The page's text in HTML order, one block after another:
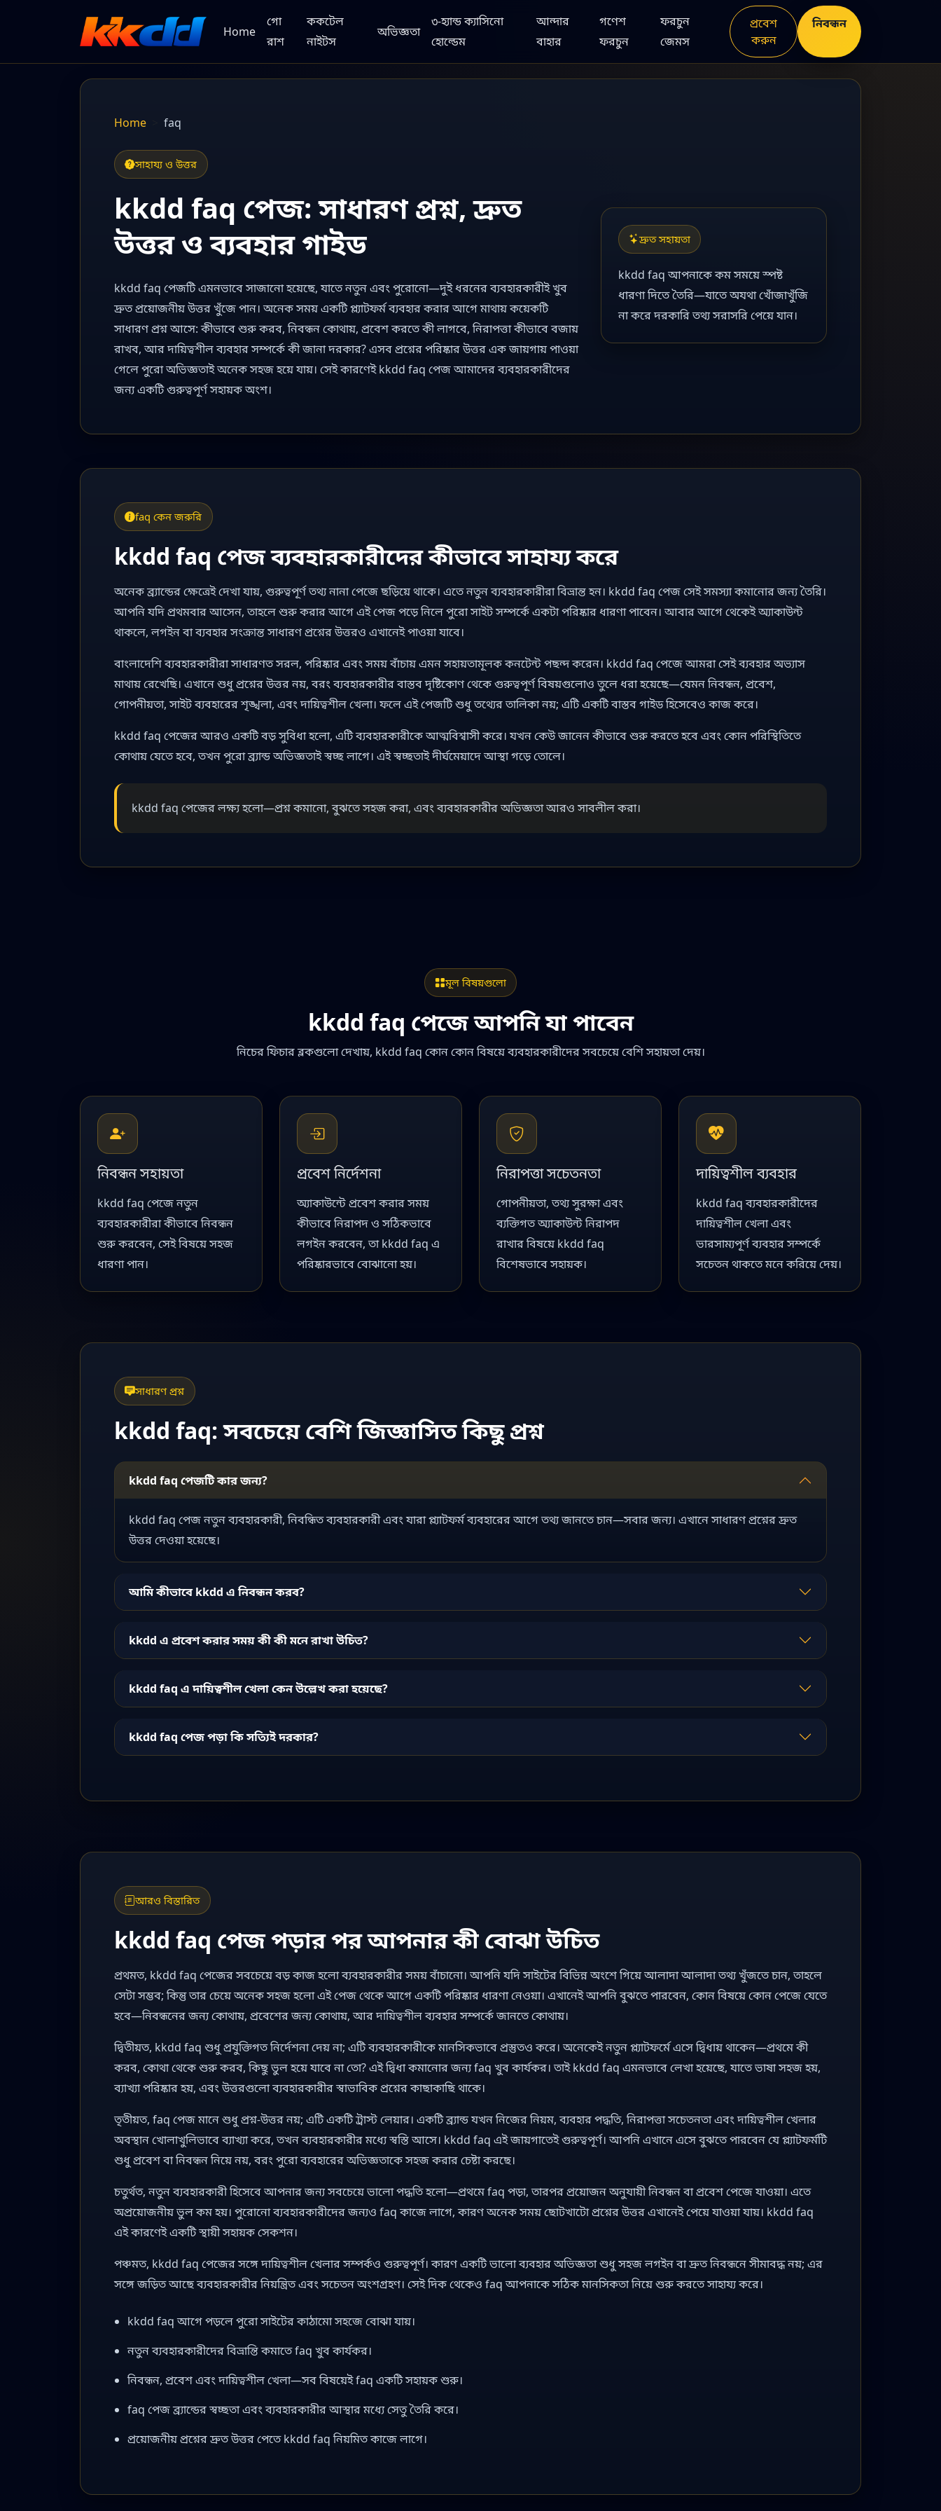
Home
গো
রাশ
ককটেল
নাইটস
অভিজ্ঞতা
৩-হ্যান্ড ক্যাসিনো
হোল্ডেম
আন্দার
বাহার
গণেশ
ফরচুন
ফরচুন
জেমস
প্রবেশ
করুন
নিবন্ধন
Home faq
সাহায্য ও উত্তর
kkdd faq পেজ: সাধারণ প্রশ্ন, দ্রুত
উত্তর ও ব্যবহার গাইড
kkdd faq পেজটি এমনভাবে সাজানো হয়েছে, যাতে নতুন এবং পুরোনো—দুই ধরনের ব্যবহারকারীই খুব
দ্রুত প্রয়োজনীয় উত্তর খুঁজে পান। অনেক সময় একটি প্ল্যাটফর্ম ব্যবহার করার আগে মাথায় কয়েকটি
সাধারণ প্রশ্ন আসে: কীভাবে শুরু করব, নিবন্ধন কোথায়, প্রবেশ করতে কী লাগবে, নিরাপত্তা কীভাবে বজায়
রাখব, আর দায়িত্বশীল ব্যবহার সম্পর্কে কী জানা দরকার? এসব প্রশ্নের পরিষ্কার উত্তর এক জায়গায় পাওয়া
গেলে পুরো অভিজ্ঞতাই অনেক সহজ হয়ে যায়। সেই কারণেই kkdd faq পেজ আমাদের ব্যবহারকারীদের
জন্য একটি গুরুত্বপূর্ণ সহায়ক অংশ।
দ্রুত সহায়তা
kkdd faq আপনাকে কম সময়ে স্পষ্ট
ধারণা দিতে তৈরি—যাতে অযথা খোঁজাখুঁজি
না করে দরকারি তথ্য সরাসরি পেয়ে যান।
faq কেন জরুরি
kkdd faq পেজ ব্যবহারকারীদের কীভাবে সাহায্য করে
অনেক ব্র্যান্ডের ক্ষেত্রেই দেখা যায়, গুরুত্বপূর্ণ তথ্য নানা পেজে ছড়িয়ে থাকে। এতে নতুন ব্যবহারকারীরা বিভ্রান্ত হন। kkdd faq পেজ সেই সমস্যা কমানোর জন্য তৈরি।
আপনি যদি প্রথমবার আসেন, তাহলে শুরু করার আগে এই পেজ পড়ে নিলে পুরো সাইট সম্পর্কে একটা পরিষ্কার ধারণা পাবেন। আবার আগে থেকেই অ্যাকাউন্ট
থাকলে, লগইন বা ব্যবহার সংক্রান্ত সাধারণ প্রশ্নের উত্তরও এখানেই পাওয়া যাবে।
বাংলাদেশি ব্যবহারকারীরা সাধারণত সরল, পরিষ্কার এবং সময় বাঁচায় এমন সহায়তামূলক কনটেন্ট পছন্দ করেন। kkdd faq পেজে আমরা সেই ব্যবহার অভ্যাস
মাথায় রেখেছি। এখানে শুধু প্রশ্নের উত্তর নয়, বরং ব্যবহারকারীর বাস্তব দৃষ্টিকোণ থেকে গুরুত্বপূর্ণ বিষয়গুলোও তুলে ধরা হয়েছে—যেমন নিবন্ধন, প্রবেশ,
গোপনীয়তা, সাইট ব্যবহারের শৃঙ্খলা, এবং দায়িত্বশীল খেলা। ফলে এই পেজটি শুধু তথ্যের তালিকা নয়; এটি একটি বাস্তব গাইড হিসেবেও কাজ করে।
kkdd faq পেজের আরও একটি বড় সুবিধা হলো, এটি ব্যবহারকারীকে আত্মবিশ্বাসী করে। যখন কেউ জানেন কীভাবে শুরু করতে হবে এবং কোন পরিস্থিতিতে
কোথায় যেতে হবে, তখন পুরো ব্র্যান্ড অভিজ্ঞতাই স্বচ্ছ লাগে। এই স্বচ্ছতাই দীর্ঘমেয়াদে আস্থা গড়ে তোলে।
kkdd faq পেজের লক্ষ্য হলো—প্রশ্ন কমানো, বুঝতে সহজ করা, এবং ব্যবহারকারীর অভিজ্ঞতা আরও সাবলীল করা।
মূল বিষয়গুলো
kkdd faq পেজে আপনি যা পাবেন
নিচের ফিচার ব্লকগুলো দেখায়, kkdd faq কোন কোন বিষয়ে ব্যবহারকারীদের সবচেয়ে বেশি সহায়তা দেয়।
নিবন্ধন সহায়তা
kkdd faq পেজে নতুন
ব্যবহারকারীরা কীভাবে নিবন্ধন
শুরু করবেন, সেই বিষয়ে সহজ
ধারণা পান।
প্রবেশ নির্দেশনা
অ্যাকাউন্টে প্রবেশ করার সময়
কীভাবে নিরাপদ ও সঠিকভাবে
লগইন করবেন, তা kkdd faq এ
পরিষ্কারভাবে বোঝানো হয়।
নিরাপত্তা সচেতনতা
গোপনীয়তা, তথ্য সুরক্ষা এবং
ব্যক্তিগত অ্যাকাউন্ট নিরাপদ
রাখার বিষয়ে kkdd faq
বিশেষভাবে সহায়ক।
দায়িত্বশীল ব্যবহার
kkdd faq ব্যবহারকারীদের
দায়িত্বশীল খেলা এবং
ভারসাম্যপূর্ণ ব্যবহার সম্পর্কে
সচেতন থাকতে মনে করিয়ে দেয়।
সাধারণ প্রশ্ন
kkdd faq: সবচেয়ে বেশি জিজ্ঞাসিত কিছু প্রশ্ন
kkdd faq পেজটি কার জন্য?
kkdd faq পেজ নতুন ব্যবহারকারী, নিবন্ধিত ব্যবহারকারী এবং যারা প্ল্যাটফর্ম ব্যবহারের আগে তথ্য জানতে চান—সবার জন্য। এখানে সাধারণ প্রশ্নের দ্রুত
উত্তর দেওয়া হয়েছে।
আমি কীভাবে kkdd এ নিবন্ধন করব?
kkdd এ প্রবেশ করার সময় কী কী মনে রাখা উচিত?
kkdd faq এ দায়িত্বশীল খেলা কেন উল্লেখ করা হয়েছে?
kkdd faq পেজ পড়া কি সত্যিই দরকার?
আরও বিস্তারিত
kkdd faq পেজ পড়ার পর আপনার কী বোঝা উচিত
প্রথমত, kkdd faq পেজের সবচেয়ে বড় কাজ হলো ব্যবহারকারীর সময় বাঁচানো। আপনি যদি সাইটের বিভিন্ন অংশে গিয়ে আলাদা আলাদা তথ্য খুঁজতে চান, তাহলে
সেটা সম্ভব; কিন্তু তার চেয়ে অনেক সহজ হলো এই পেজ থেকে আগে একটি পরিষ্কার ধারণা নেওয়া। এখানেই আপনি বুঝতে পারবেন, কোন বিষয়ে কোন পেজে যেতে
হবে—নিবন্ধনের জন্য কোথায়, প্রবেশের জন্য কোথায়, আর দায়িত্বশীল ব্যবহার সম্পর্কে জানতে কোথায়।
দ্বিতীয়ত, kkdd faq শুধু প্রযুক্তিগত নির্দেশনা দেয় না; এটি ব্যবহারকারীকে মানসিকভাবে প্রস্তুতও করে। অনেকেই নতুন প্ল্যাটফর্মে এসে দ্বিধায় থাকেন—প্রথমে কী
করব, কোথা থেকে শুরু করব, কিছু ভুল হয়ে যাবে না তো? এই দ্বিধা কমানোর জন্য faq খুব কার্যকর। তাই kkdd faq এমনভাবে লেখা হয়েছে, যাতে ভাষা সহজ হয়,
ব্যাখ্যা পরিষ্কার হয়, এবং উত্তরগুলো ব্যবহারকারীর স্বাভাবিক প্রশ্নের কাছাকাছি থাকে।
তৃতীয়ত, faq পেজ মানে শুধু প্রশ্ন-উত্তর নয়; এটি একটি ট্রাস্ট লেয়ার। একটি ব্র্যান্ড যখন নিজের নিয়ম, ব্যবহার পদ্ধতি, নিরাপত্তা সচেতনতা এবং দায়িত্বশীল খেলার
অবস্থান খোলাখুলিভাবে ব্যাখ্যা করে, তখন ব্যবহারকারীর মধ্যে স্বস্তি আসে। kkdd faq এই জায়গাতেই গুরুত্বপূর্ণ। আপনি এখানে এসে বুঝতে পারবেন যে প্ল্যাটফর্মটি
শুধু প্রবেশ বা নিবন্ধন নিয়ে নয়, বরং পুরো ব্যবহারের অভিজ্ঞতাকে সহজ করার চেষ্টা করছে।
চতুর্থত, নতুন ব্যবহারকারী হিসেবে আপনার জন্য সবচেয়ে ভালো পদ্ধতি হলো—প্রথমে faq পড়া, তারপর প্রয়োজন অনুযায়ী নিবন্ধন বা প্রবেশ পেজে যাওয়া। এতে
অপ্রয়োজনীয় ভুল কম হয়। পুরোনো ব্যবহারকারীদের জন্যও faq কাজে লাগে, কারণ অনেক সময় ছোটখাটো প্রশ্নের উত্তর এখানেই পেয়ে যাওয়া যায়। kkdd faq
এই কারণেই একটি স্থায়ী সহায়ক সেকশন।
পঞ্চমত, kkdd faq পেজের সঙ্গে দায়িত্বশীল খেলার সম্পর্কও গুরুত্বপূর্ণ। কারণ একটি ভালো ব্যবহার অভিজ্ঞতা শুধু সহজ লগইন বা দ্রুত নিবন্ধনে সীমাবদ্ধ নয়; এর
সঙ্গে জড়িত আছে ব্যবহারকারীর নিয়ন্ত্রিত এবং সচেতন অংশগ্রহণ। সেই দিক থেকেও faq আপনাকে সঠিক মানসিকতা নিয়ে শুরু করতে সাহায্য করে।
kkdd faq আগে পড়লে পুরো সাইটের কাঠামো সহজে বোঝা যায়।
নতুন ব্যবহারকারীদের বিভ্রান্তি কমাতে faq খুব কার্যকর।
নিবন্ধন, প্রবেশ এবং দায়িত্বশীল খেলা—সব বিষয়েই faq একটি সহায়ক শুরু।
faq পেজ ব্র্যান্ডের স্বচ্ছতা এবং ব্যবহারকারীর আস্থার মধ্যে সেতু তৈরি করে।
প্রয়োজনীয় প্রশ্নের দ্রুত উত্তর পেতে kkdd faq নিয়মিত কাজে লাগে।